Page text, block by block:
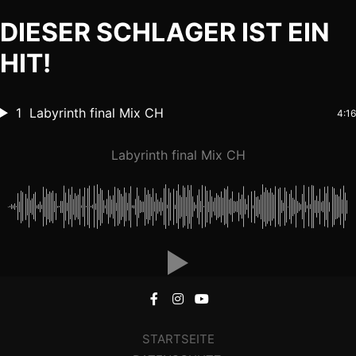
DIESER SCHLAGER IST EIN
HIT!
1 Labyrinth final Mix CH 4:16
Labyrinth final Mix CH
STARTSEITE